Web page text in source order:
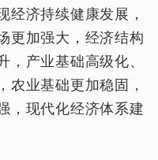
经济持续健康发展，
更加强大，经济结构
产业基础高级化、
农业基础更加稳固，
，现代化经济体系建